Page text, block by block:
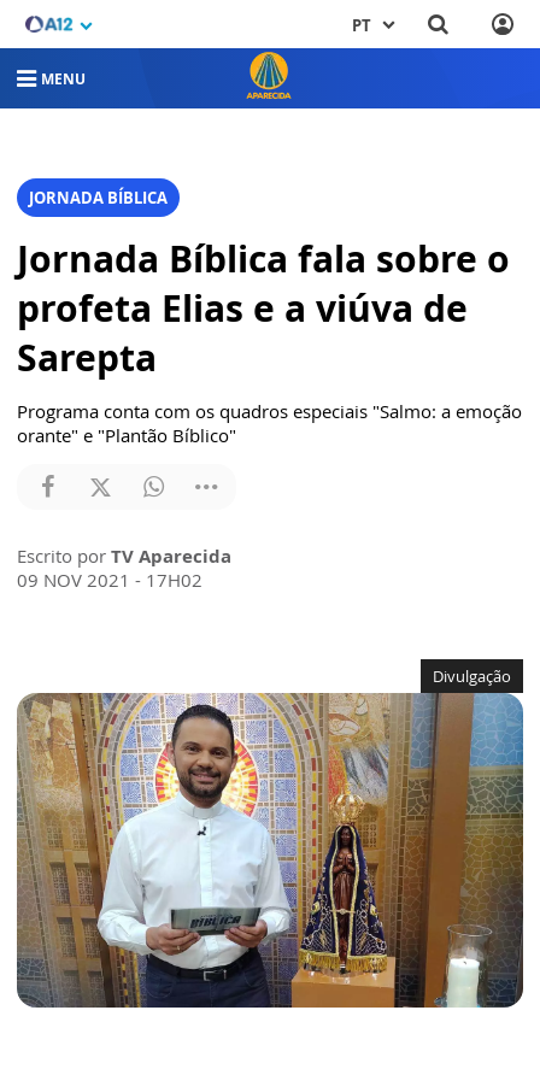
PT
MENU
JORNADA BÍBLICA
Jornada Bíblica fala sobre o
profeta Elias e a viúva de
Sarepta
Programa conta com os quadros especiais "Salmo: a emoção
orante" e "Plantão Bíblico"
Escrito por TV Aparecida
09 NOV 2021 - 17H02
Divulgação